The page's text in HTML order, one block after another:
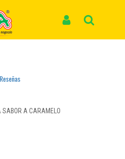
SALADO*6und *216gr
SABOR A
*216gr
Reseñas
SABOR A CARAMELO